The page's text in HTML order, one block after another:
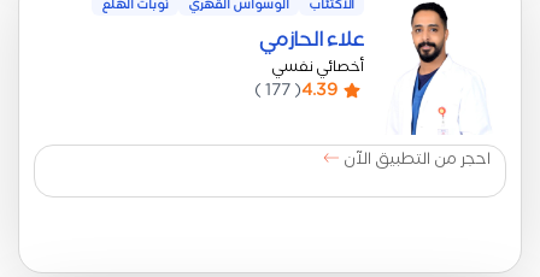
الاكتئاب الوسواس القهري نوبات الهلع
علاء الحازمي
أخصائي نفسي
4.39
( 177 )
احجر من التطبيق الآن